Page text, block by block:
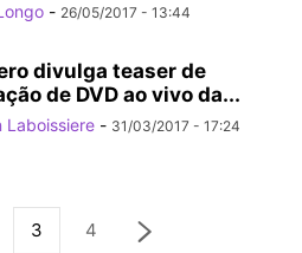
- 26/05/2017 - 13:44
divulga teaser de
de DVD ao vivo da...
Laboissiere - 31/03/2017 - 17:24
3 4